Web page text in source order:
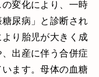
変化により、一時
尿病」と診断され
り胎児が大きく成
出産に伴う合併症
ます。母体の血糖